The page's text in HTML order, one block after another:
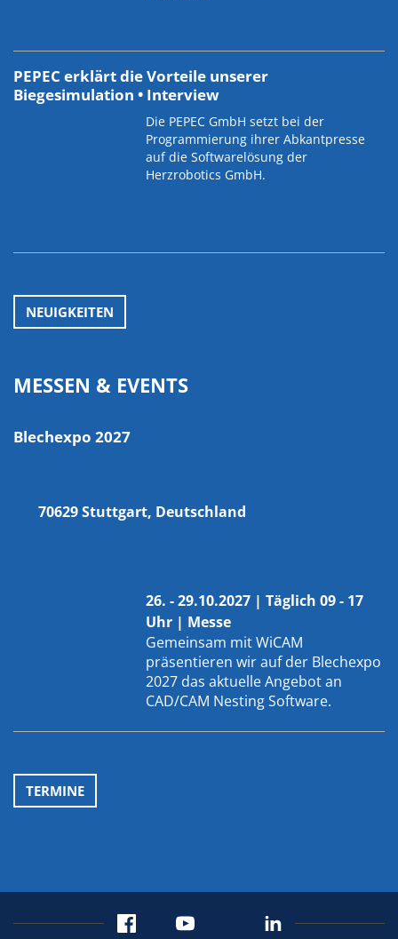
PEPEC erklärt die Vorteile unserer
Biegesimulation • Interview
Die PEPEC GmbH setzt bei der
Programmierung ihrer Abkantpresse
auf die Softwarelösung der
Herzrobotics GmbH.
NEUIGKEITEN
MESSEN & EVENTS
Blechexpo 2027
70629 Stuttgart, Deutschland
26. - 29.10.2027 | Täglich 09 - 17
Uhr | Messe
Gemeinsam mitWiCAM
präsentieren wir auf der Blechexpo
2027 das aktuelle Angebot an
CAD/CAM Nesting Software.
TERMINE